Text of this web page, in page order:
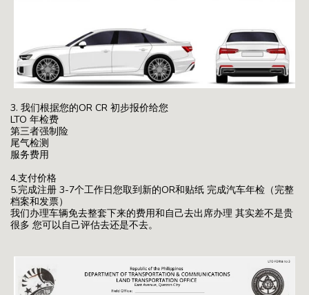
3. 我们根据您的OR CR 初步报价给您
LTO 年检费
第三者强制险
尾气检测
服务费用
4.支付价格
5.完成注册 3-7个工作日您取到新的OR和贴纸 完成汽车年检（完整
档案和发票）
我们办理车辆免去整套下来的费用和自己去出席办理 其实差不是贵
很多 您可以自己评估去还是不去。